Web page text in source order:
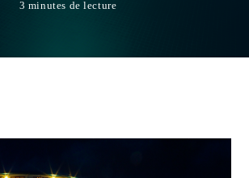
3 minutes de lecture